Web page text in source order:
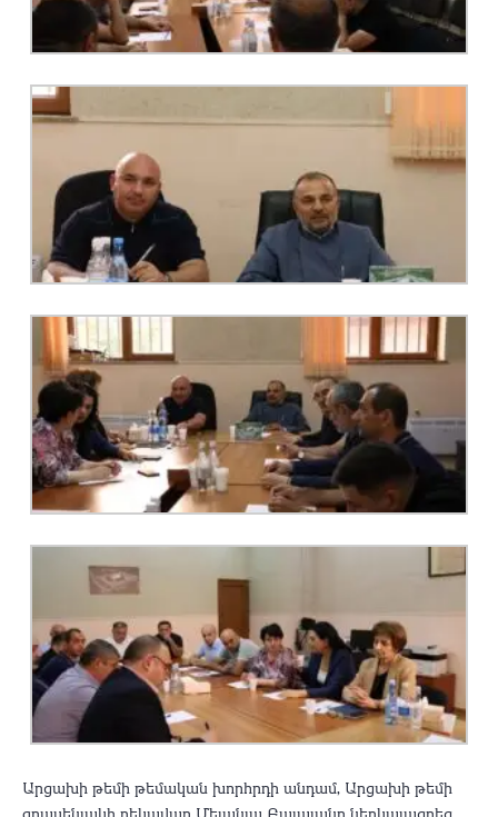
Արցախի թեմի թեմական խորհրդի անդամ, Արցախի թեմի
գրասենյակի ղեկավար Մելանյա Բալայանը ներկայացրեց